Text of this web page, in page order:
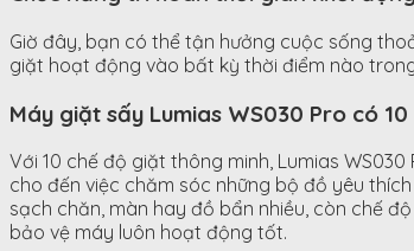
Giờ đây, bạn có thể tận hưởng cuộc sống
giặt hoạt động vào bất kỳ thời điểm nào
Máy giặt sấy Lumias WS030 Pro có
Với 10 chế độ giặt thông minh, Lumias
cho đến việc chăm sóc những bộ đồ yêu
sạch chăn, màn hay đồ bẩn nhiều, còn chế
bảo vệ máy luôn hoạt động tốt.